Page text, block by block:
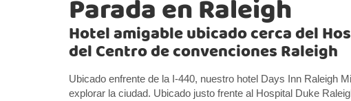
Parada en Raleigh
Hotel amigable ubicado cerca del
del Centro de convenciones Raleigh
Ubicado enfrente de la I-440, nuestro hotel Days Inn Raleigh
explorar la ciudad. Ubicado justo frente al Hospital Duke